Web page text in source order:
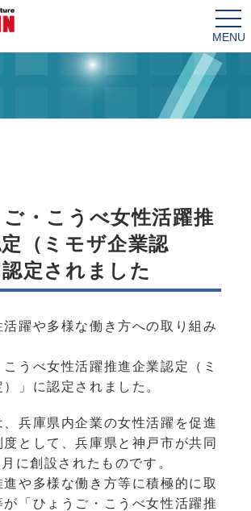
ご・こうべ女性活躍推
（ミモザ企業認
定されました
活躍や多様な働き方への取り組み
こうべ女性活躍推進企業認定（ミ
）」に認定されました。
、兵庫県内企業の女性活躍を促進
として、兵庫県と神戸市が共同
に創設されたものです。
や多様な働き方等に積極的に取
が「ひょうご・こうべ女性活躍推